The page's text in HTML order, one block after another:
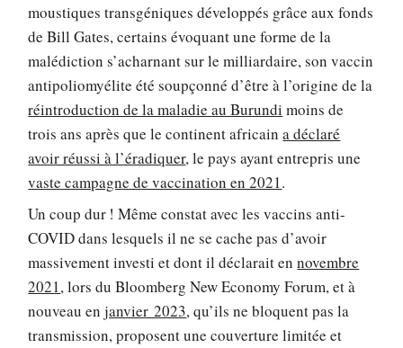
moustiques transgéniques développés grâce aux fonds
de Bill Gates, certains évoquant une forme de la
malédiction s’acharnant sur le milliardaire, son vaccin
antipoliomyélite été soupçonné d’être à l’origine de la
réintroduction de la maladie au Burundi moins de
trois ans après que le continent africaina déclaré
avoir réussi à l’éradiquer, le pays ayant entrepris une
vaste campagne de vaccination en 2021.
Un coup dur ! Même constat avec les vaccins anti-
COVID dans lesquels il ne se cache pas d’avoir
massivement investi et dont il déclarait ennovembre
2021, lors du Bloomberg New Economy Forum, et à
nouveau enjanvier 2023, qu’ils ne bloquent pas la
transmission, proposent une couverture limitée et